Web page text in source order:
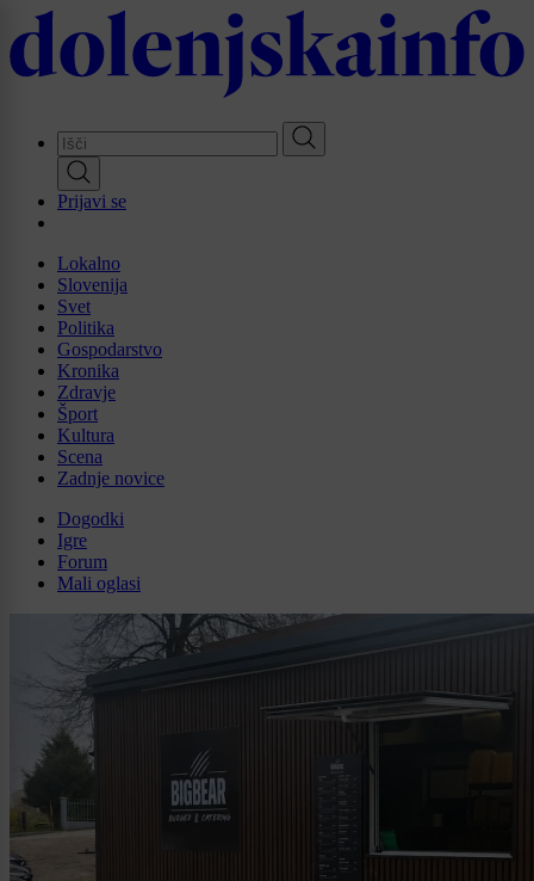
Skip
to
main
Prijavi se
Lokalno
Slovenija
Svet
Politika
Gospodarstvo
Kronika
Zdravje
Šport
Kultura
Scena
Zadnje novice
Dogodki
Igre
Forum
Mali oglasi